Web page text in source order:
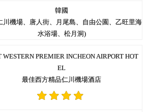
韓國
川機場、唐人街、月尾島、自由公園、乙旺里海
水浴場、松月洞)
WESTERN PREMIER INCHEON AIRPORT HOT
EL
最佳西方精品仁川機場酒店